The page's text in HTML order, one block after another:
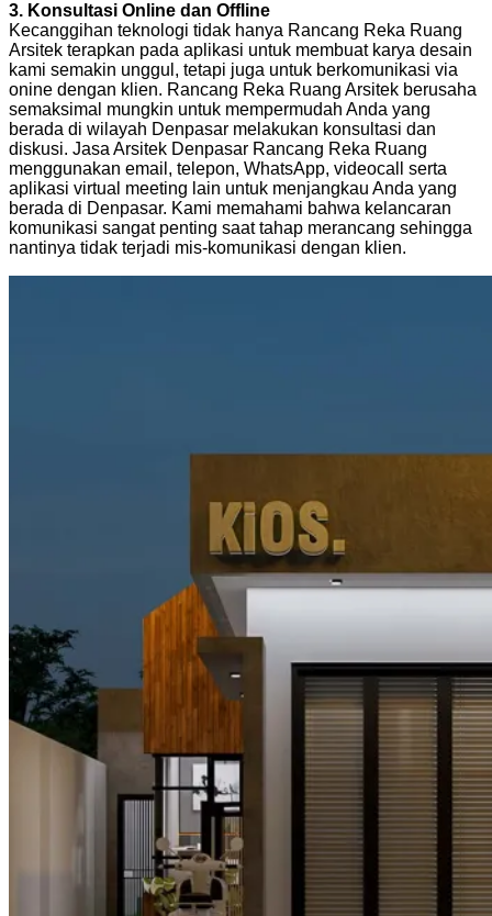
3. Konsultasi Online dan Offline
Kecanggihan teknologi tidak hanya Rancang Reka Ruang
Arsitek terapkan pada aplikasi untuk membuat karya desain
kami semakin unggul, tetapi juga untuk berkomunikasi via
onine dengan klien. Rancang Reka Ruang Arsitek berusaha
semaksimal mungkin untuk mempermudah Anda yang
berada di wilayah Denpasar melakukan konsultasi dan
diskusi. Jasa Arsitek Denpasar Rancang Reka Ruang
menggunakan email, telepon, WhatsApp, videocall serta
aplikasi virtual meeting lain untuk menjangkau Anda yang
berada di Denpasar. Kami memahami bahwa kelancaran
komunikasi sangat penting saat tahap merancang sehingga
nantinya tidak terjadi mis-komunikasi dengan klien.